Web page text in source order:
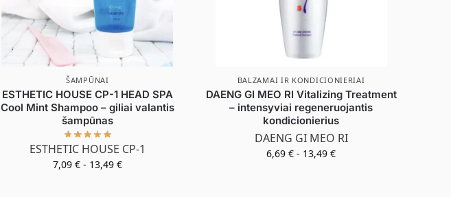
ŠAMPŪNAI
ESTHETIC HOUSE CP-1 HEAD SPA
Cool Mint Shampoo – giliai valantis
šampūnas
ESTHETIC HOUSE CP-1
7,09 € - 13,49 €
BALZAMAI IR KONDICIONIERIAI
DAENG GI MEO RI Vitalizing Treatment
– intensyviai regeneruojantis
kondicionierius
DAENG GI MEO RI
6,69€ - 13,49€